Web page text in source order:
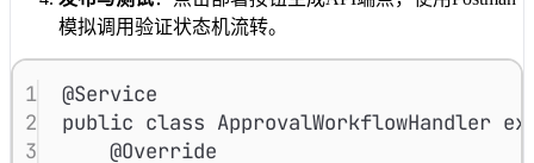
模拟调用验证状态机流转。
1 @Service
2
public class ApprovalWorkflowHandler
3
@Override